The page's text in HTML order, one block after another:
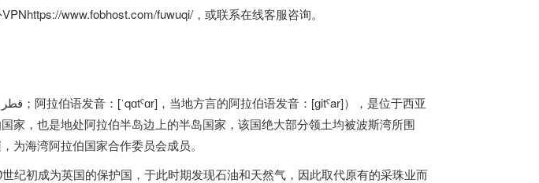
https://www.fobhost.com/fuwuqi/ ，或联系在线客服咨询。
家，也是地处阿拉伯半岛边上的半岛国家，该国绝大部分领土均被波斯湾所围
为海湾阿拉伯国家合作委员会成员。
纪初成为英国的保护国，于此时期发现石油和天然气，因此取代原有的采珠业而